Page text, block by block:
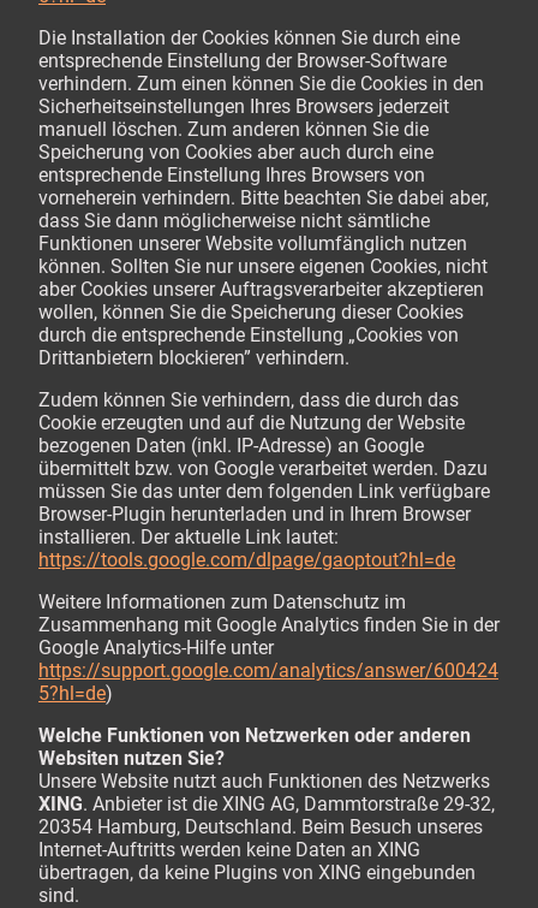
Die Installation der Cookies können Sie durch eine
entsprechende Einstellung der Browser-Software
verhindern. Zum einen können Sie die Cookies in den
Sicherheitseinstellungen Ihres Browsers jederzeit
manuell löschen. Zum anderen können Sie die
Speicherung von Cookies aber auch durch eine
entsprechende Einstellung Ihres Browsers von
vorneherein verhindern. Bitte beachten Sie dabei aber,
dass Sie dann möglicherweise nicht sämtliche
Funktionen unserer Website vollumfänglich nutzen
können. Sollten Sie nur unsere eigenen Cookies, nicht
aber Cookies unserer Auftragsverarbeiter akzeptieren
wollen, können Sie die Speicherung dieser Cookies
durch die entsprechende Einstellung „Cookies von
Drittanbietern blockieren” verhindern.
Zudem können Sie verhindern, dass die durch das
Cookie erzeugten und auf die Nutzung der Website
bezogenen Daten (inkl. IP-Adresse) an Google
übermittelt bzw. von Google verarbeitet werden. Dazu
müssen Sie das unter dem folgenden Link verfügbare
Browser-Plugin herunterladen und in Ihrem Browser
installieren. Der aktuelle Link lautet:
https://tools.google.com/dlpage/gaoptout?hl=de
Weitere Informationen zum Datenschutz im
Zusammenhang mit Google Analytics finden Sie in der
Google Analytics-Hilfe unter
https://support.google.com/analytics/answer/600424
5?hl=de)
Welche Funktionen von Netzwerken oder anderen
Websiten nutzen Sie?
Unsere Website nutzt auch Funktionen des Netzwerks
XING. Anbieter ist die XING AG, Dammtorstraße 29-32,
20354 Hamburg, Deutschland. Beim Besuch unseres
Internet-Auftritts werden keine Daten an XING
übertragen, da keine Plugins von XING eingebunden
sind.